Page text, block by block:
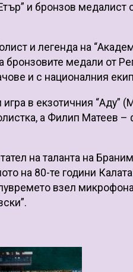
и бронзов медалист
и легенда на
бронзовите медали от
и с националния
в екзотичния “Аду”
а Филип Матеев –
на таланта на
на 80-те години
взел